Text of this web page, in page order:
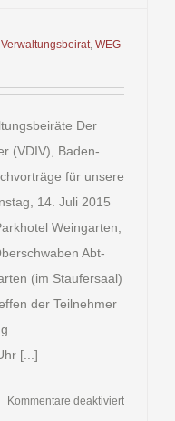
Verwaltungsbeirat, WEG-
Der
(VDIV), Baden-
für unsere
14. Juli 2015
Weingarten,
Abt-
(im Staufersaal)
der Teilnehmer
[...]
Kommentare deaktiviertfür